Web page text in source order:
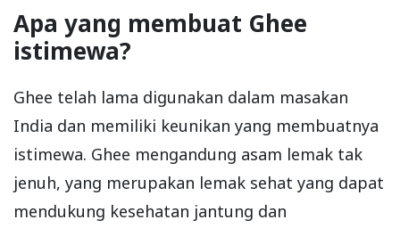
Apa yang membuat Ghee
istimewa?
Ghee telah lama digunakan dalam masakan
India dan memiliki keunikan yang membuatnya
istimewa. Ghee mengandung asam lemak tak
jenuh, yang merupakan lemak sehat yang dapat
mendukung kesehatan jantung dan